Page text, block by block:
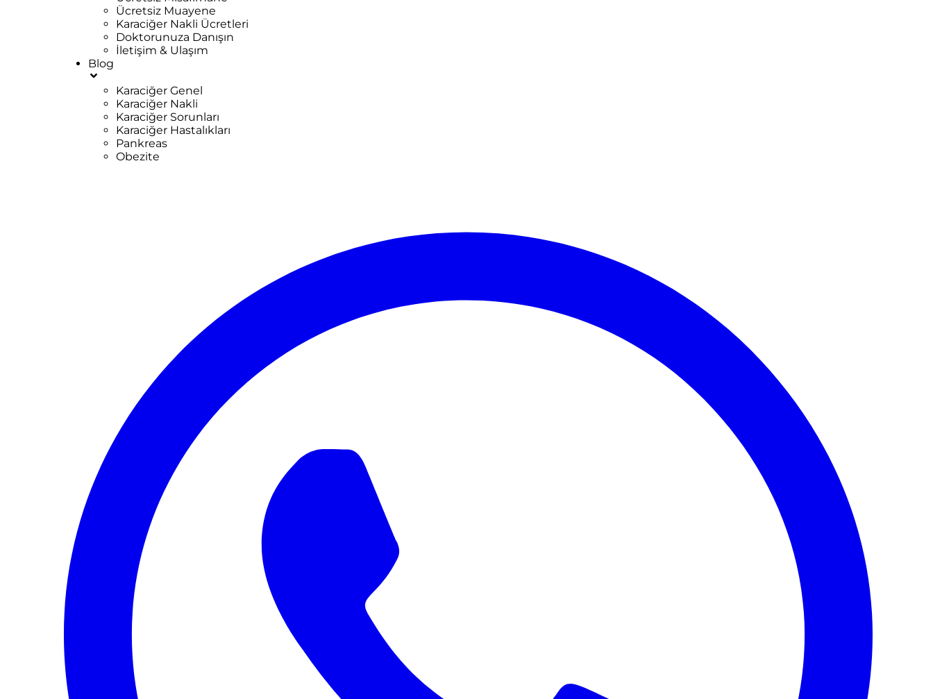
Ücretsiz Muayene
Karaciğer Nakli Ücretleri
Doktorunuza Danışın
İletişim & Ulaşım
Blog
Karaciğer Genel
Karaciğer Nakli
Karaciğer Sorunları
Karaciğer Hastalıkları
Pankreas
Obezite